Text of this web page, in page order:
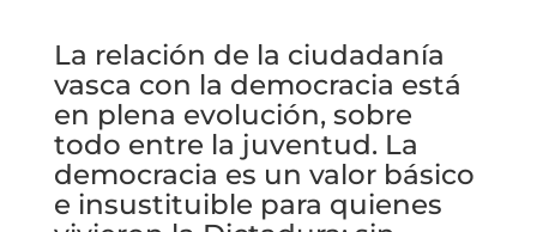
La relación de la ciudadanía
vasca con la democracia está
en plena evolución, sobre
todo entre la juventud. La
democracia es un valor básico
e insustituible para quienes